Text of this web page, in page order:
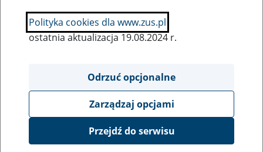
SZUKAJ
Wyświetl wszystkie
Polityka cookies dla www.zus.pl
ostatnia aktualizacja 19.08.2024 r.
Odrzuć opcjonalne
Zarządzaj opcjami
Przejdź do serwisu